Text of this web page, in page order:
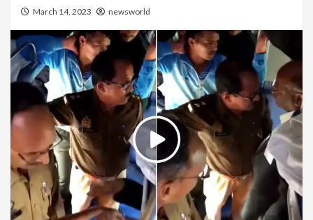
March 14, 2023 newsworld